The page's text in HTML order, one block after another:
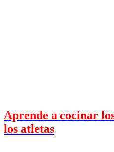
Aprende a cocinar
los atletas